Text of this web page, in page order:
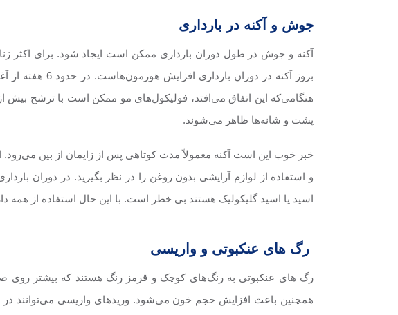
جوش و آکنه در بارداری
آکنه و جوش در طول دوران بارداری ممکن است ایجاد شود. برای اکثر
بروز آکنه در
هنگامی‌که این اتفاق می‌افتد، فولیکول‌های مو ممکن است با ترشح
پشت و شانه‌ها ظاهر می‌شوند.
خبر خوب این است آکنه معمولاً مدت کوتاهی پس از زایمان از بین می‌رود.
اسید یا اسید گلیکولیک هستند بی خطر است. با این حال استفاده از همه
رگ های عنکبوتی و واریسی
رگ های عنکبوتی به رنگ‌های کوچک و قرمز رنگ هستند که بیشتر روی
همچنین باعث افزایش حجم خون می‌شود. وریدهای واریسی می‌توانند در